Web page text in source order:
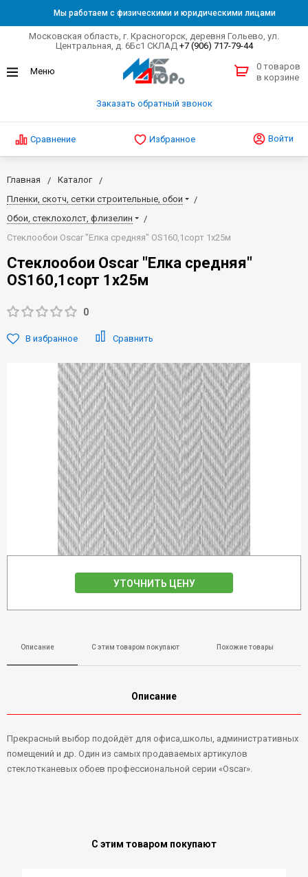
Мы работаем с физическими и юридическими лицами
Московская область, г. Красногорск, деревня Гольево, ул.
Центральная, д. 6Бс1 СКЛАД +7 (906) 717-79-44
Заказать обратный звонок
0 товаров
в корзине
Сравнение Избранное Войти
Главная
Каталог
Пленки, скотч, сетки строительные, обои
Обои, стеклохолст, флизелин
Стеклообои Oscar "Елка средняя" OS160,1сорт 1х25м
Стеклообои Oscar "Елка средняя"
OS160,1сорт 1х25м
0
В избранное Сравнить
УТОЧНИТЬ ЦЕНУ
Описание С этим товаром покупают Похожие товары
Описание
Прекрасный выбор подойдёт для офиса,школы, административных
помещений и др. Один из самых продаваемых артикулов
стеклотканевых обоев профессиональной серии «Oscar».
С этим товаром покупают